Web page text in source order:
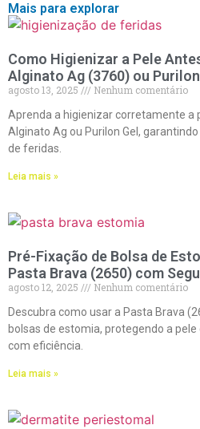
Mais para explorar
Como Higienizar a Pele
Alginato Ag (3760) ou
agosto 13, 2025
Nenhum comentário
Aprenda a higienizar corretamente a
Alginato Ag ou Purilon Gel,
de feridas.
Leia mais »
Pré-Fixação de Bolsa de
Pasta Brava (2650) com
agosto 12, 2025
Nenhum comentário
Descubra como usar a Pasta Brava
bolsas de estomia, protegendo a
com eficiência.
Leia mais »